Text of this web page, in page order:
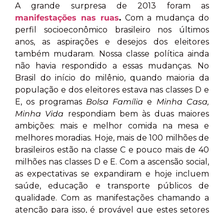
A grande surpresa de 2013 foram as
manifestações nas ruas.Com a mudança do
perfil socioeconômico brasileiro nos últimos
anos, as aspirações e desejos dos eleitores
também mudaram. Nossa classe política ainda
não havia respondido a essas mudanças. No
Brasil do início do milênio, quando maioria da
população e dos eleitores estava nas classes D e
E, os programas Bolsa Família e Minha Casa,
Minha Vida respondiam bem às duas maiores
ambições: mais e melhor comida na mesa e
melhores moradias. Hoje, mais de 100 milhões de
brasileiros estão na classe C e pouco mais de 40
milhões nas classes D e E. Com a ascensão social,
as expectativas se expandiram e hoje incluem
saúde, educação e transporte públicos de
qualidade. Com as manifestações chamando a
atenção para isso, é provável que estes setores